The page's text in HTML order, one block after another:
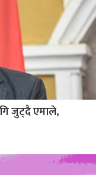
जुट्दै एमाले,